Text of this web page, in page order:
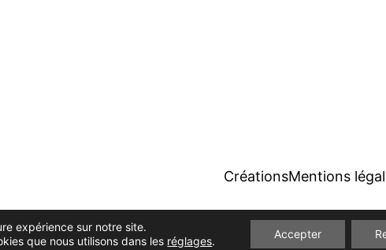
CréationsMentions
expérience sur notre site.
que nous utilisons dans les réglages.
Accepter